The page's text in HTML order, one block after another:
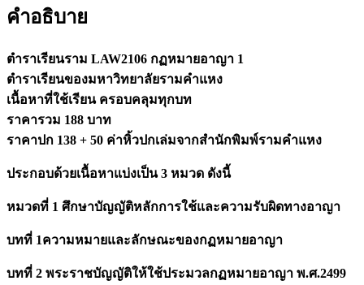
quantity
คำอธิบาย
ตำราเรียนราม LAW2106 กฏหมายอาญา 1
ตำราเรียนของมหาวิทยาลัยรามคำแหง
เนื้อหาที่ใช้เรียน ครอบคลุมทุกบท
ราคารวม 188 บาท
ราคาปก 138 + 50 ค่าหิ้วปกเล่มจากสำนักพิมพ์รามคำแหง
ประกอบด้วยเนื้อหาแบ่งเป็น 3 หมวด ดังนี้
หมวดที่ 1 ศึกษาบัญญัติหลักการใช้และความรับผิดทางอาญา
บทที่ 1ความหมายและลักษณะของกฏหมายอาญา
บทที่ 2 พระราชบัญญัติให้ใช้ประมวลกฏหมายอาญา พ.ศ.2499